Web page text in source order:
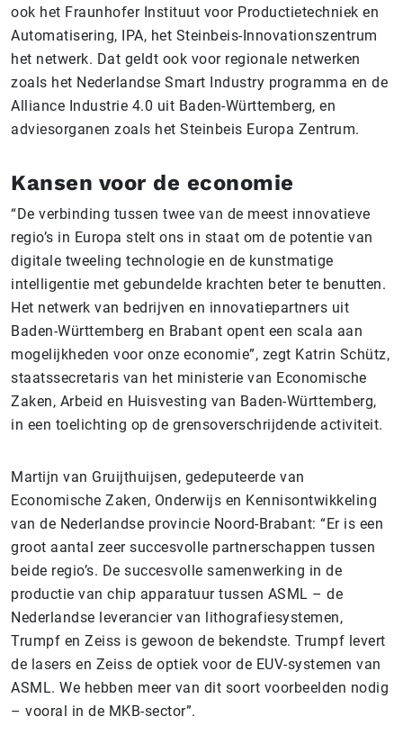
ook het Fraunhofer Instituut voor Productietechniek en
Automatisering, IPA, het Steinbeis-Innovationszentrum
het netwerk. Dat geldt ook voor regionale netwerken
zoals het Nederlandse Smart Industry programma en de
Alliance Industrie 4.0 uit Baden-Württemberg, en
adviesorganen zoals het Steinbeis Europa Zentrum.
Kansen voor de economie
“De verbinding tussen twee van de meest innovatieve
regio’s in Europa stelt ons in staat om de potentie van
digitale tweeling technologie en de kunstmatige
intelligentie met gebundelde krachten beter te benutten.
Het netwerk van bedrijven en innovatiepartners uit
Baden-Württemberg en Brabant opent een scala aan
mogelijkheden voor onze economie”, zegt Katrin Schütz,
staatssecretaris van het ministerie van Economische
Zaken, Arbeid en Huisvesting van Baden-Württemberg,
in een toelichting op de grensoverschrijdende activiteit.
Martijn van Gruijthuijsen, gedeputeerde van
Economische Zaken, Onderwijs en Kennisontwikkeling
van de Nederlandse provincie Noord-Brabant: “Er is een
groot aantal zeer succesvolle partnerschappen tussen
beide regio’s. De succesvolle samenwerking in de
productie van chip apparatuur tussen ASML – de
Nederlandse leverancier van lithografiesystemen,
Trumpf en Zeiss is gewoon de bekendste. Trumpf levert
de lasers en Zeiss de optiek voor de EUV-systemen van
ASML. We hebben meer van dit soort voorbeelden nodig
– vooral in de MKB-sector”.